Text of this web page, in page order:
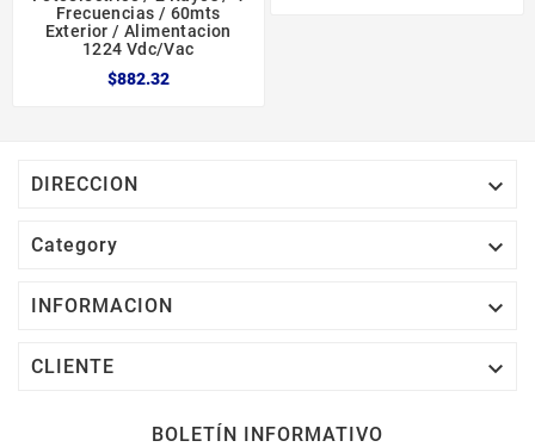
Frecuencias / 60mts
Exterior / Alimentacion
1224 Vdc/vac
$882.32
DIRECCION 
Category 
INFORMACION 
CLIENTE 
BOLETÍN INFORMATIVO